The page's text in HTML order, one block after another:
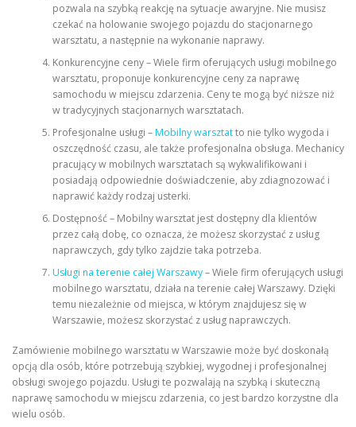
pozwala na szybką reakcję na sytuacje awaryjne. Nie musisz
czekać na holowanie swojego pojazdu do stacjonarnego
warsztatu, a następnie na wykonanie naprawy.
Konkurencyjne ceny – Wiele firm oferujących usługi mobilnego
warsztatu, proponuje konkurencyjne ceny za naprawę
samochodu w miejscu zdarzenia. Ceny te mogą być niższe niż
w tradycyjnych stacjonarnych warsztatach.
Profesjonalne usługi –Mobilny warsztatto nie tylko wygoda i
oszczędność czasu, ale także profesjonalna obsługa. Mechanicy
pracujący w mobilnych warsztatach są wykwalifikowani i
posiadają odpowiednie doświadczenie, aby zdiagnozować i
naprawić każdy rodzaj usterki.
Dostępność – Mobilny warsztat jest dostępny dla klientów
przez całą dobę, co oznacza, że ​​możesz skorzystać z usług
naprawczych, gdy tylko zajdzie taka potrzeba.
Usługi na terenie całej Warszawy– Wiele firm oferujących usługi
mobilnego warsztatu, działa na terenie całej Warszawy. Dzięki
temu niezależnie od miejsca, w którym znajdujesz się w
Warszawie, możesz skorzystać z usług naprawczych.
Zamówienie mobilnego warsztatu w Warszawie może być doskonałą
opcją dla osób, które potrzebują szybkiej, wygodnej i profesjonalnej
obsługi swojego pojazdu. Usługi te pozwalają na szybką i skuteczną
naprawę samochodu w miejscu zdarzenia, co jest bardzo korzystne dla
wielu osób.